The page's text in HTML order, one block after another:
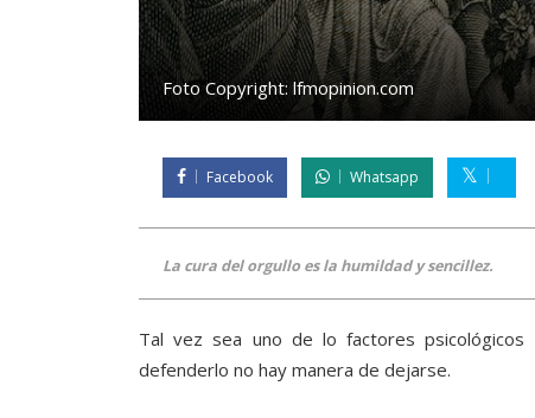
Foto Copyright: lfmopinion.com
Facebook Whatsapp
La cura del orgullo es la humildad y sencillez.
Tal vez sea uno de lo factores psicológicos
defenderlo no hay manera de dejarse.